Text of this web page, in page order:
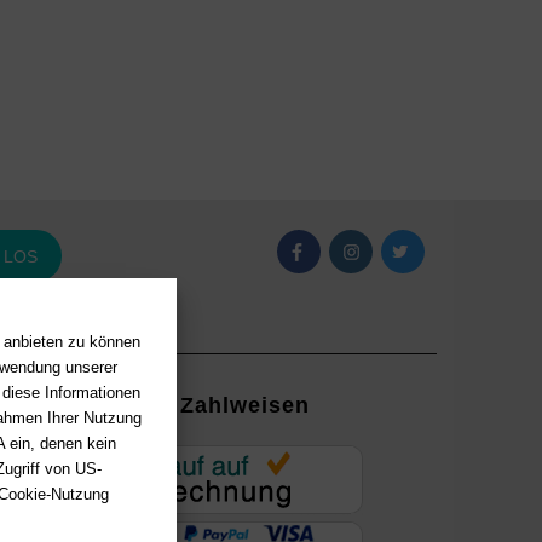
zu können
unserer
Informationen
Ihrer Nutzung
ein, denen kein
von US-
Nutzung
LOS
mit
Zahlweisen